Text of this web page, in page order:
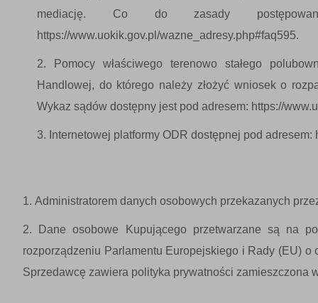
mediację. Co do zasady
https://www.uokik.gov.pl/wazne_adresy.php#faq595.
Pomocy właściwego terenowo stałego
Handlowej, do którego należy złożyć wniosek o
Wykaz sądów dostępny jest pod adresem: https://
Internetowej platformy ODR dostępnej pod
Administratorem danych osobowych przekazanych
Dane osobowe Kupującego przetwarzane są na
rozporządzeniu Parlamentu Europejskiego i Rady (EU)
Sprzedawcę zawiera polityka prywatności zamieszczona